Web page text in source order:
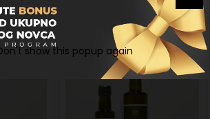
Maslinovo extra djevičansko
ulje sa Sinaja 250 ml
show this popup again